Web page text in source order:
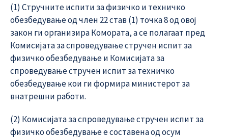
(1) Стручните испити за физичко и техничко
обезбедување од член 22 став (1) точка 8 од овој
закон ги организира Комората, а се полагаат пред
Комисијата за спроведување стручен испит за
физичко обезбедување и Комисијата за
спроведување стручен испит за техничко
обезбедување кои ги формира министерот за
внатрешни работи.
(2) Комисијата за спроведување стручен испит за
физичко обезбедување е составена од осум